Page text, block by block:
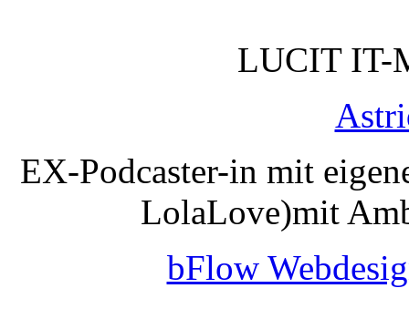
LUCIT IT-
EX-Podcaster-in mit
LolaLove)mit
bFlow